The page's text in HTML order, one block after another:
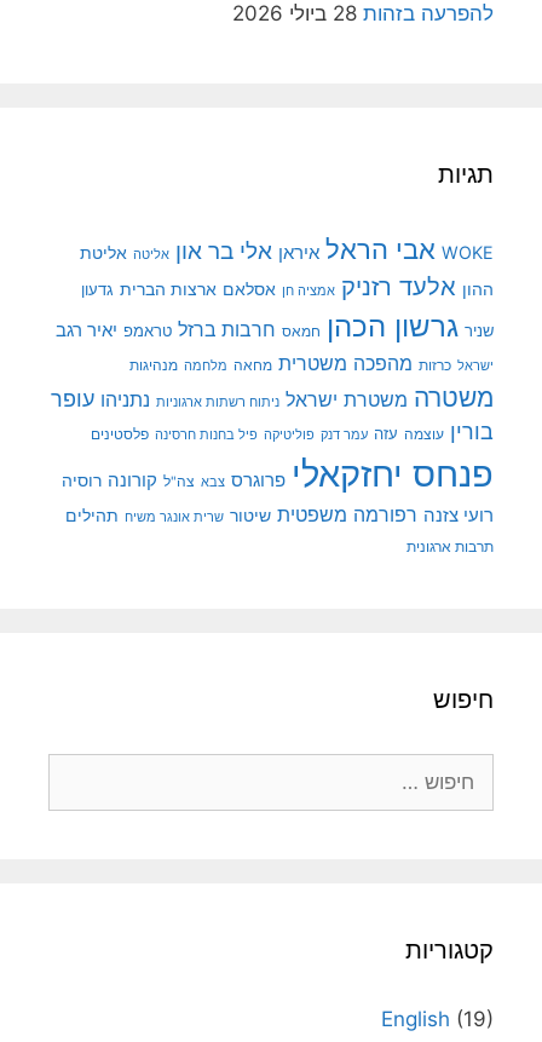
להפרעה בזהות 28 ביולי 2026
תגיות
WOKE אבי הראל איראן אלי בר און אליטה אליטת
ההון אלעד רזניק אמציה חן אסלאם ארצות הברית גדעון
שניר גרשון הכהן חמאס חרבות ברזל טראמפ יאיר רגב
ישראל כרזות מהפכה משטרית מחאה מלחמה מנהיגות
משטרה משטרת ישראל ניתוח רשתות ארגוניות נתניהו עופר
בורין עוצמה עזה עמר דנק פוליטיקה פיל בחנות חרסינה פלסטינים
פנחס יחזקאלי פרוגרס צבא צה"ל קורונה רוסיה
רועי צזנה רפורמה משפטית שיטור שרית אונגר משיח תהילים
תרבות ארגונית
חיפוש
קטגוריות
English (19)